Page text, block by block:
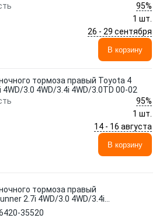
95%
1 шт.
26 - 29 сентября
В корзину
тормоза правый Toyota 4
4WD/3.0 4WD/3.4i 4WD/3.0TD 00-02
95%
1 шт.
14 - 16 августа
В корзину
тормоза правый
2.7i 4WD/3.0 4WD/3.4i
00-0235520